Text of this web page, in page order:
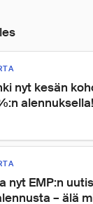
nyt kesän
alennuksella!
nyt EMP:n
– älä